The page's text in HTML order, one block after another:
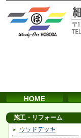
HOME
施工・リフォーム
ウッドデッキ